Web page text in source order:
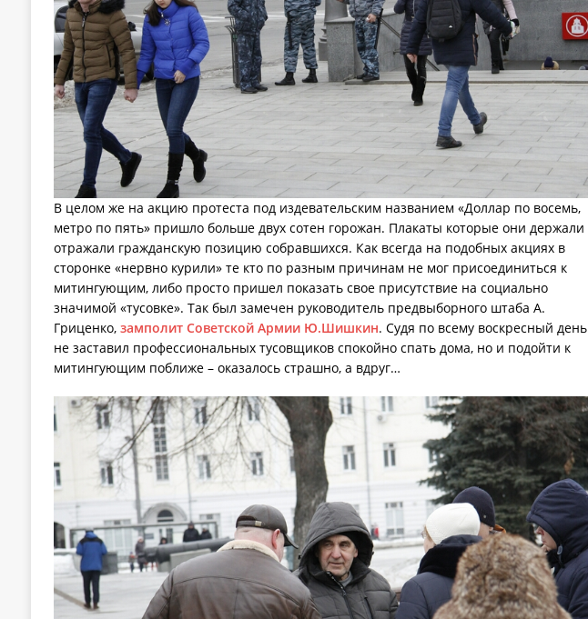
В целом же на акцию протеста под издевательским названием «Доллар по восемь,
метро по пять» пришло больше двух сотен горожан. Плакаты которые они держали
отражали гражданскую позицию собравшихся. Как всегда на подобных акциях в
сторонке «нервно курили» те кто по разным причинам не мог присоединиться к
митингующим, либо просто пришел показать свое присутствие на социально
значимой «тусовке». Так был замечен руководитель предвыборного штаба А.
Гриценко, замполит Советской Армии Ю.Шишкин. Судя по всему воскресный день
не заставил профессиональных тусовщиков спокойно спать дома, но и подойти к
митингующим поближе – оказалось страшно, а вдруг…